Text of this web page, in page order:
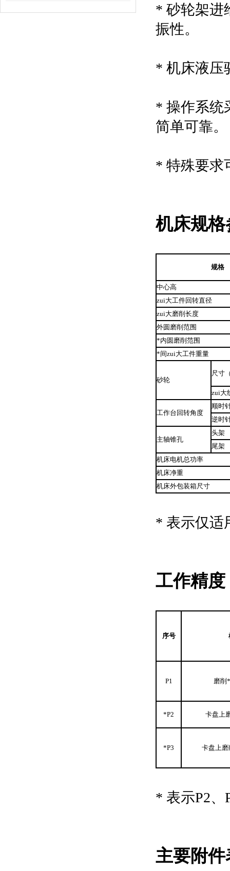
* 砂轮架进
振性。
* 机床液压
* 操作系统
简单可靠。
* 特殊要求
机床规格
规格
中心高
zui大工件回转直径
zui大磨削长度
外圆磨削范围
*内圆磨削范围
*间zui大工件重量
砂轮
尺寸
zui大
工作台回转角度
顺时
逆时
主轴锥孔
头架
尾架
机床电机总功率
机床净重
机床外包装箱尺寸
* 表示仅适
工作精度
序号
P1 磨削
*P2 卡盘上
*P3 卡盘上
* 表示P2、
主要附件